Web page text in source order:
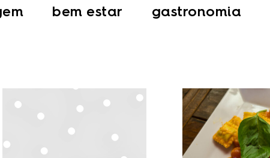
bem estar gastronomia